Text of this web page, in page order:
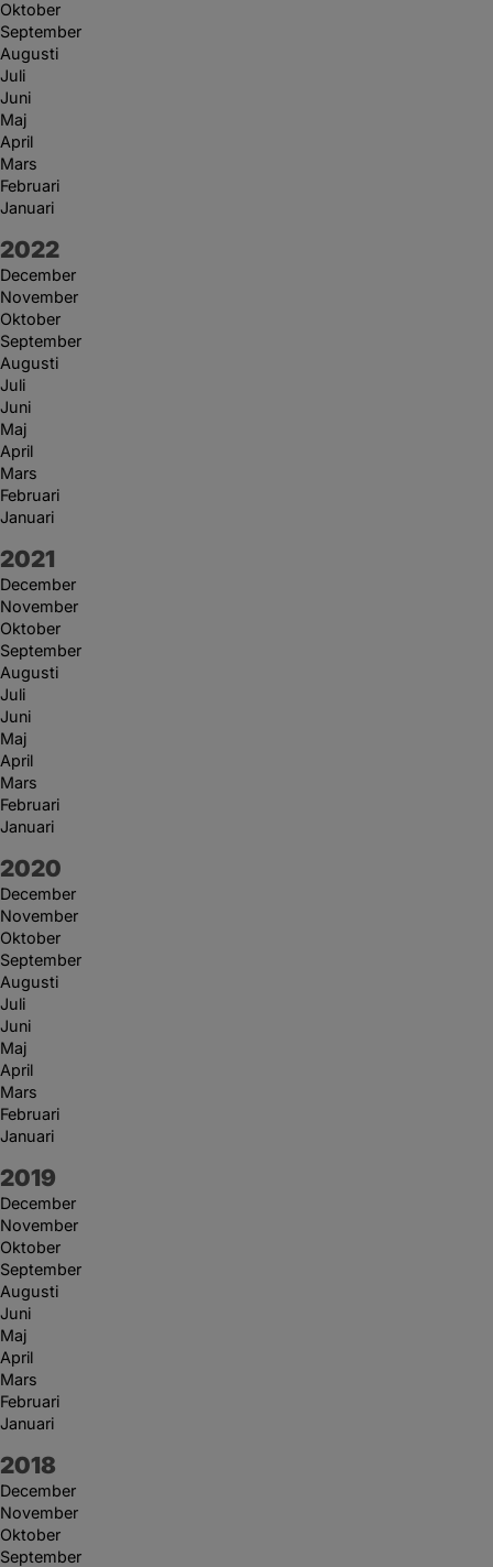
Oktober
September
Augusti
Juli
Juni
Maj
April
Mars
Februari
Januari
År:
2022
December
November
Oktober
September
Augusti
Juli
Juni
Maj
April
Mars
Februari
Januari
År:
2021
December
November
Oktober
September
Augusti
Juli
Juni
Maj
April
Mars
Februari
Januari
År:
2020
December
November
Oktober
September
Augusti
Juli
Juni
Maj
April
Mars
Februari
Januari
År:
2019
December
November
Oktober
September
Augusti
Juni
Maj
April
Mars
Februari
Januari
År:
2018
December
November
Oktober
September